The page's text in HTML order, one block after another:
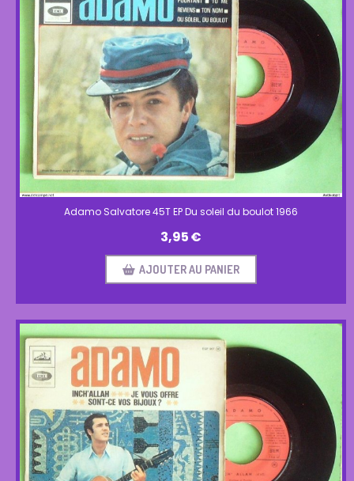
Adamo Salvatore 45T EP Du soleil du boulot 1966
3,95€
AJOUTER AU PANIER